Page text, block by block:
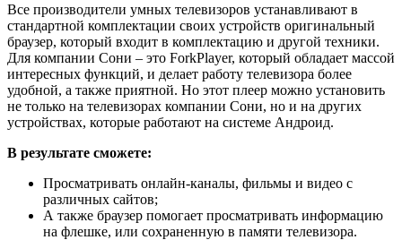
Все производители умных телевизоров устанавливают в
стандартной комплектации своих устройств оригинальный
браузер, который входит в комплектацию и другой техники.
Для компании Сони – это ForkPlayer, который обладает массой
интересных функций, и делает работу телевизора более
удобной, а также приятной. Но этот плеер можно установить
не только на телевизорах компании Сони, но и на других
устройствах, которые работают на системе Андроид.
В результате сможете:
Просматривать онлайн-каналы, фильмы и видео с
различных сайтов;
А также браузер помогает просматривать информацию
на флешке, или сохраненную в памяти телевизора.